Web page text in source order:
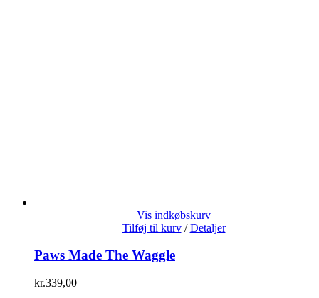
Vis indkøbskurv
Tilføj til kurv / Detaljer
Paws Made The Waggle
kr.339,00